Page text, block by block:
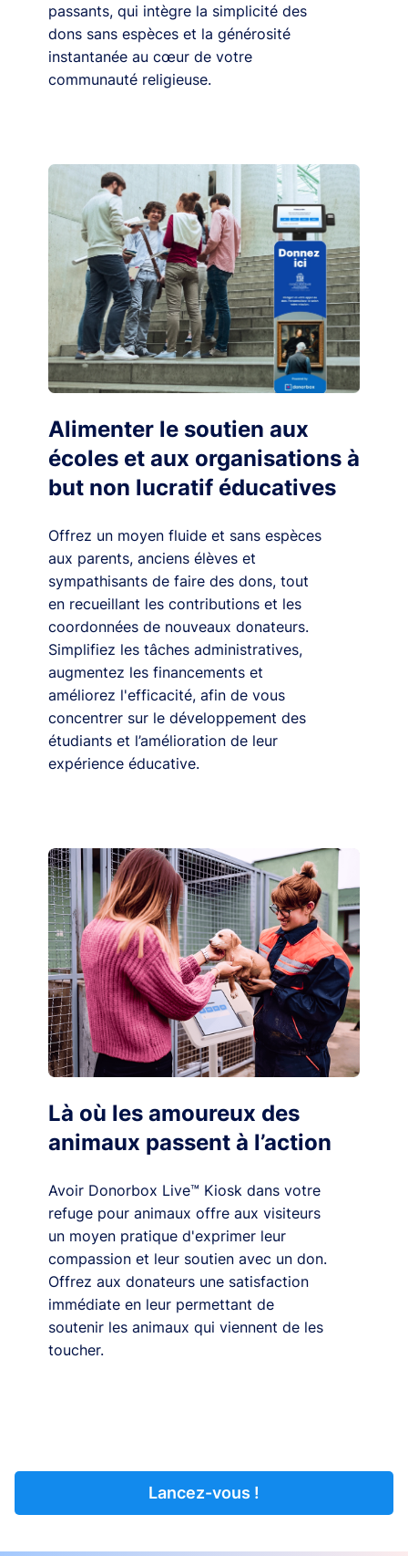
passants, qui intègre la simplicité des
dons sans espèces et la générosité
instantanée au cœur de votre
communauté religieuse.
Alimenter le soutien aux
écoles et aux organisations à
but non lucratif éducatives
Offrez un moyen fluide et sans espèces
aux parents, anciens élèves et
sympathisants de faire des dons, tout
en recueillant les contributions et les
coordonnées de nouveaux donateurs.
Simplifiez les tâches administratives,
augmentez les financements et
améliorez l'efficacité, afin de vous
concentrer sur le développement des
étudiants et l’amélioration de leur
expérience éducative.
Là où les amoureux des
animaux passent à l’action
Avoir Donorbox Live™ Kiosk dans votre
refuge pour animaux offre aux visiteurs
un moyen pratique d'exprimer leur
compassion et leur soutien avec un don.
Offrez aux donateurs une satisfaction
immédiate en leur permettant de
soutenir les animaux qui viennent de les
toucher.
Lancez-vous !